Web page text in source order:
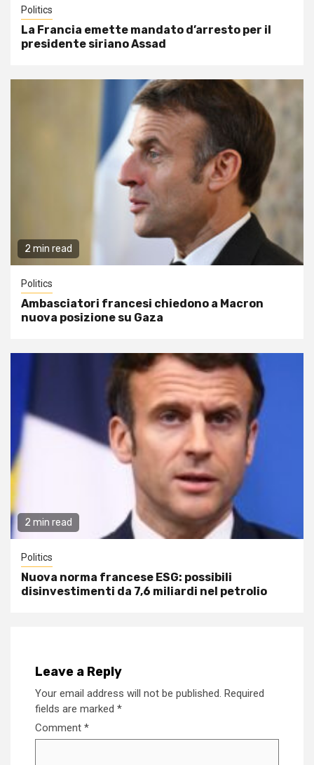
Politics
La Francia emette mandato d’arresto per il
presidente siriano Assad
2 min read
Politics
Ambasciatori francesi chiedono a Macron
nuova posizione su Gaza
2 min read
Politics
Nuova norma francese ESG: possibili
disinvestimenti da 7,6 miliardi nel petrolio
Leave a Reply
Your email address will not be published. Required
fields are marked *
Comment *